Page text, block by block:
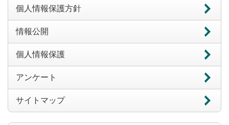
個人情報保護方針
情報公開
個人情報保護
アンケート
サイトマップ